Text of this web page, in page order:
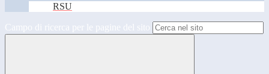
RSU
Campo di ricerca per le pagine del sito